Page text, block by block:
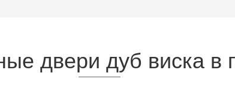
двери дуб виска в